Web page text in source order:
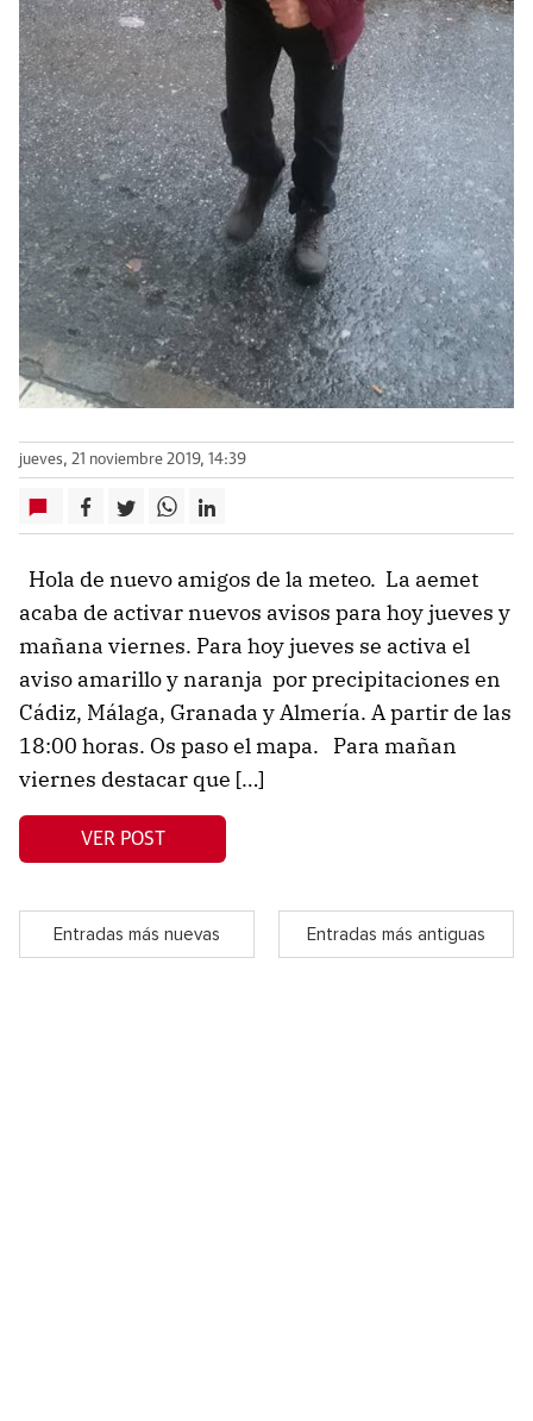
jueves, 21 noviembre 2019, 14:39
Hola de nuevo amigos de la meteo. La aemet
acaba de activar nuevos avisos para hoy jueves y
mañana viernes. Para hoy jueves se activa el
aviso amarillo y naranja por precipitaciones en
Cádiz, Málaga, Granada y Almería. A partir de las
18:00 horas. Os paso el mapa. Para mañan
viernes destacar que […]
VER POST
Entradas más nuevas Entradas más antiguas